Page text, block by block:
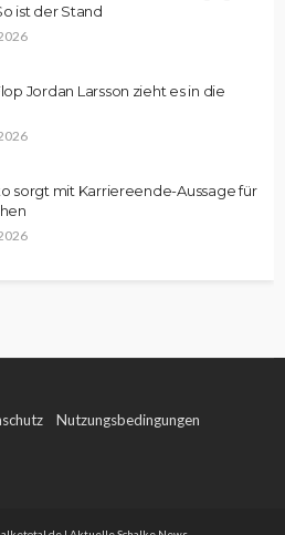
ist der Stand
Jordan Larsson zieht es in die
sorgt mit Karriereende-Aussage für
Nutzungsbedingungen